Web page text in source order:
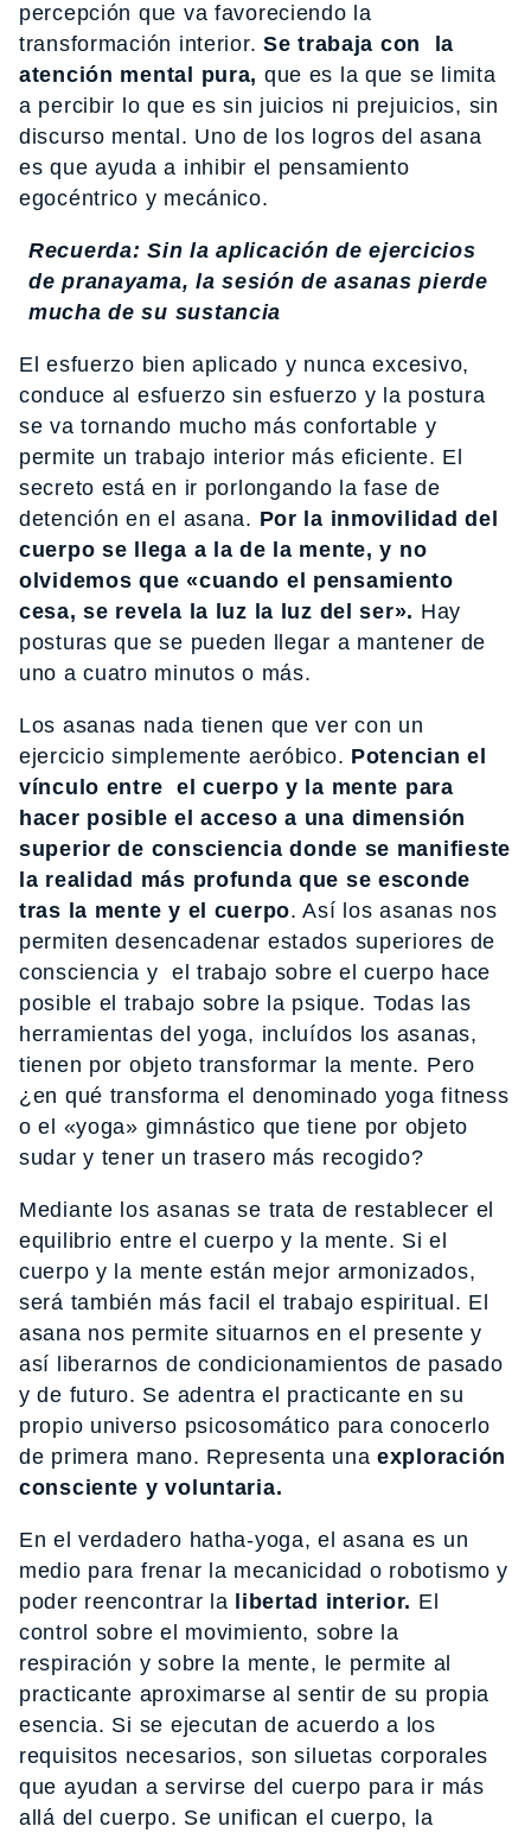
percepción que va favoreciendo la
transformación interior.Se trabaja con la
atención mental pura, que es la que se limita
a percibir lo que es sin juicios ni prejuicios, sin
discurso mental. Uno de los logros del asana
es que ayuda a inhibir el pensamiento
egocéntrico y mecánico.
Recuerda: Sin la aplicación de ejercicios
de pranayama, la sesión de asanas pierde
mucha de su sustancia
El esfuerzo bien aplicado y nunca excesivo,
conduce al esfuerzo sin esfuerzo y la postura
se va tornando mucho más confortable y
permite un trabajo interior más eficiente. El
secreto está en ir porlongando la fase de
detención en el asana. Por la inmovilidad del
cuerpo se llega a la de la mente, y no
olvidemos que «cuando el pensamiento
cesa, se revela la luz la luz del ser». Hay
posturas que se pueden llegar a mantener de
uno a cuatro minutos o más.
Los asanas nada tienen que ver con un
ejercicio simplemente aeróbico. Potencian el
vínculo entre el cuerpo y la mente para
hacer posible el acceso a una dimensión
superior de consciencia donde se manifieste
la realidad más profunda que se esconde
tras la mente y el cuerpo. Así los asanas nos
permiten desencadenar estados superiores de
consciencia y el trabajo sobre el cuerpo hace
posible el trabajo sobre la psique. Todas las
herramientas del yoga, incluídos los asanas,
tienen por objeto transformar la mente. Pero
¿en qué transforma el denominado yoga fitness
o el «yoga» gimnástico que tiene por objeto
sudar y tener un trasero más recogido?
Mediante los asanas se trata de restablecer el
equilibrio entre el cuerpo y la mente. Si el
cuerpo y la mente están mejor armonizados,
será también más facil el trabajo espiritual. El
asana nos permite situarnos en el presente y
así liberarnos de condicionamientos de pasado
y de futuro. Se adentra el practicante en su
propio universo psicosomático para conocerlo
de primera mano. Representa unaexploración
consciente y voluntaria.
En el verdadero hatha-yoga, el asana es un
medio para frenar la mecanicidad o robotismo y
poder reencontrar la libertad interior. El
control sobre el movimiento, sobre la
respiración y sobre la mente, le permite al
practicante aproximarse al sentir de su propia
esencia. Si se ejecutan de acuerdo a los
requisitos necesarios, son siluetas corporales
que ayudan a servirse del cuerpo para ir más
allá del cuerpo. Se unifican el cuerpo, la